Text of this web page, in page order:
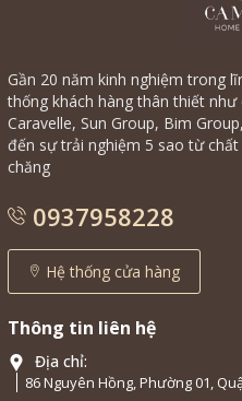
Gần 20 năm kinh nghiệm trong
thống khách hàng thân thiết như
Caravelle, Sun Group, Bim
đến sự trải nghiệm 5 sao từ
chăng
0937958228
Hệ thống cửa hàng
Thông tin liên hệ
Địa chỉ:
86 Nguyên Hồng, Phường 01,